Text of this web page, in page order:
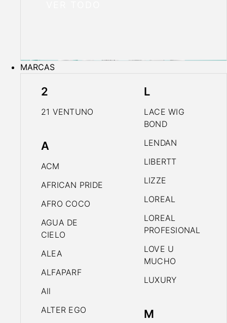
MARCAS
2
21 VENTUNO
A
ACM
AFRICAN PRIDE
AFRO COCO
AGUA DE
CIELO
ALEA
ALFAPARF
All
ALTER EGO
L
LACE WIG
BOND
LENDAN
LIBERTT
LIZZE
LOREAL
LOREAL
PROFESIONAL
LOVE U
MUCHO
LUXURY
M